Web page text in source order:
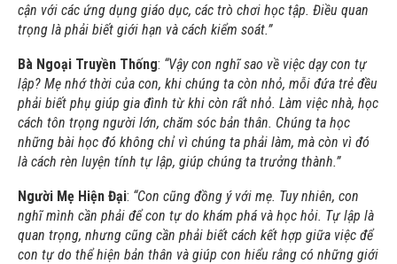
cận với các ứng dụng giáo dục, các trò chơi học tập. Điều quan
trọng là phải biết giới hạn và cách kiểm soát.”
Bà Ngoại Truyền Thống: “Vậy con nghĩ sao về việc dạy con tự
lập? Mẹ nhớ thời của con, khi chúng ta còn nhỏ, mỗi đứa trẻ đều
phải biết phụ giúp gia đình từ khi còn rất nhỏ. Làm việc nhà, học
cách tôn trọng người lớn, chăm sóc bản thân. Chúng ta học
những bài học đó không chỉ vì chúng ta phải làm, mà còn vì đó
là cách rèn luyện tính tự lập, giúp chúng ta trưởng thành.”
Người Mẹ Hiện Đại: “Con cũng đồng ý với mẹ. Tuy nhiên, con
nghĩ mình cần phải để con tự do khám phá và học hỏi. Tự lập là
quan trọng, nhưng cũng cần phải biết cách kết hợp giữa việc để
con tự do thể hiện bản thân và giúp con hiểu rằng có những giới